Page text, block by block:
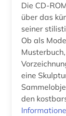
Die CD-
über das
seiner
Ob als
eine
den